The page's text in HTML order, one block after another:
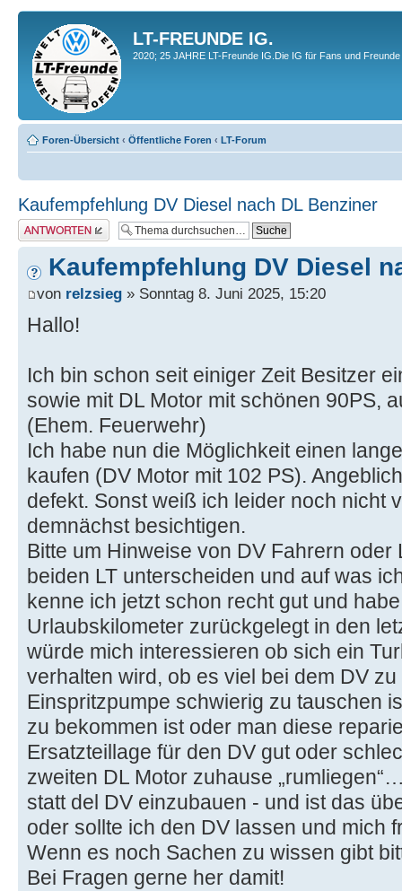
LT-FREUNDE IG.
2020; 25 JAHRE LT-Freunde IG.Die IG für Fans und
Foren-Übersicht ‹ Öffentliche Foren ‹ LT-Forum
Kaufempfehlung DV Diesel nach DL Benziner
Antwort erstellen
Kaufempfehlung DV Diesel
von relzsieg » Sonntag 8. Juni 2025, 15:20
Hallo!
Ich bin schon seit einiger Zeit Besitzer
sowie mit DL Motor mit schönen 90PS,
(Ehem. Feuerwehr)
Ich habe nun die Möglichkeit einen
kaufen (DV Motor mit 102 PS).
defekt. Sonst weiß ich leider noch nicht
demnächst besichtigen.
Bitte um Hinweise von DV Fahrern oder
beiden LT unterscheiden und auf was
kenne ich jetzt schon recht gut und
Urlaubskilometer zurückgelegt in den
würde mich interessieren ob sich ein
verhalten wird, ob es viel bei dem DV
Einspritzpumpe schwierig zu tauschen
zu bekommen ist oder man diese
Ersatzteillage für den DV gut oder
zweiten DL Motor zuhause
statt del DV einzubauen - und ist das
oder sollte ich den DV lassen und mich
Wenn es noch Sachen zu wissen gibt
Bei Fragen gerne her damit!